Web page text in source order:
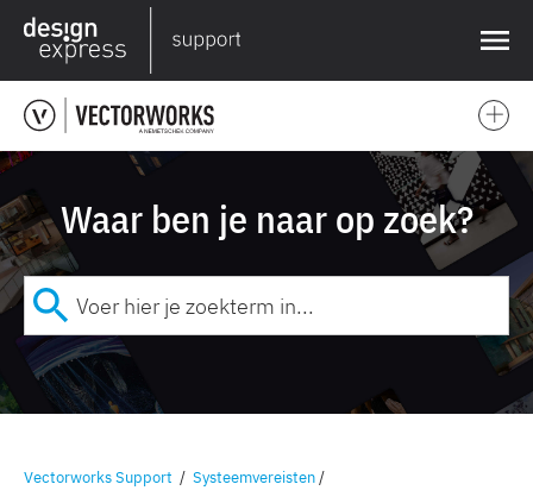
❌
Waar ben je naar op zoek?
Vectorworks Support / Systeemvereisten/